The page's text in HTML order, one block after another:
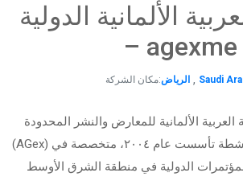
الألمانية الدولية
– agexme
مكان الشركة:الرياض , Saudi
العربية الألمانية للمعارض والنشر المحدودة
(AGex) هي شركة متعددة الأنشطة تأسست عام ٢٠٠٤، متخصصة في
الدولية في منطقة الشرق الأوسط